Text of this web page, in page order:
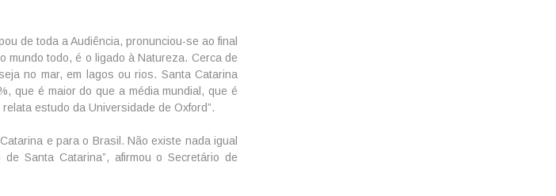
de toda a Audiência, pronunciou-se ao final
mundo todo, é o ligado à Natureza. Cerca de
no mar, em lagos ou rios. Santa Catarina
que é maior do que a média mundial, que é
estudo da Universidade de Oxford”.
e para o Brasil. Não existe nada igual
Santa Catarina”, afirmou o Secretário de